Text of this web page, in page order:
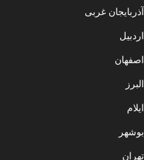
آذربایجان غربی
اردبیل
اصفهان
البرز
ایلام
بوشهر
تهران